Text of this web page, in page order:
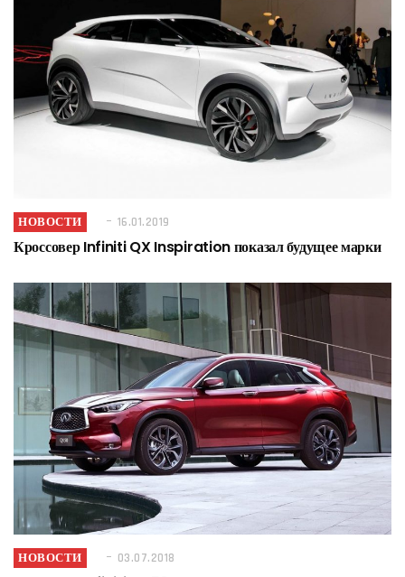
НОВОСТИ 16.01.2019
Кроссовер Infiniti QX Inspiration показал будущее марки
НОВОСТИ 03.07.2018